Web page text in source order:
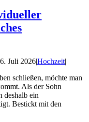
Juli 2026|Hochzeit|
schließen, möchte man
Als der Sohn
deshalb ein
Bestickt mit den